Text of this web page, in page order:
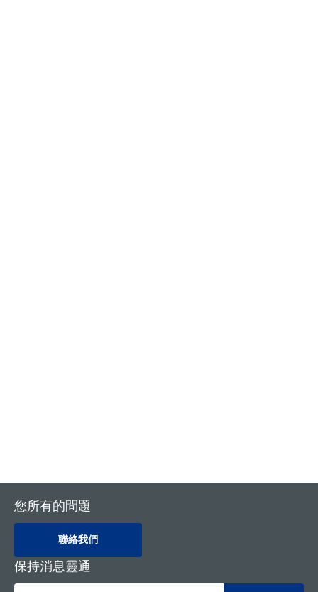
您所有的問題
聯絡我們
保持消息靈通